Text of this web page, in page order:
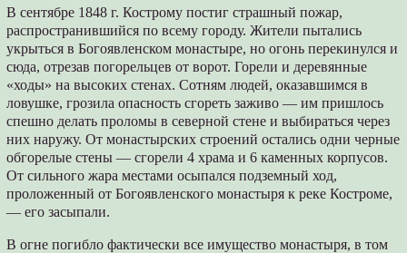
В сентябре 1848 г. Кострому постиг страшный пожар,
распространившийся по всему городу. Жители пытались
укрыться в Богоявленском монастыре, но огонь перекинулся и
сюда, отрезав погорельцев от ворот. Горели и деревянные
«ходы» на высоких стенах. Сотням людей, оказавшимся в
ловушке, грозила опасность сгореть заживо — им пришлось
спешно делать проломы в северной стене и выбираться через
них наружу. От монастырских строений остались одни черные
обгорелые стены — сгорели 4 храма и 6 каменных корпусов.
От сильного жара местами осыпался подземный ход,
проложенный от Богоявленского монастыря к реке Костроме,
— его засыпали.
В огне погибло фактически все имущество монастыря, в том